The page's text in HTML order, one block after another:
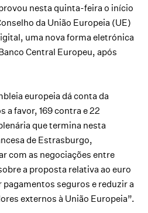
nesta quinta-feira o início
da União Europeia (UE)
uma nova forma eletrónica
Central Europeu, após
europeia dá conta da
a favor, 169 contra e 22
que termina nesta
de Estrasburgo,
com as negociações entre
a proposta relativa ao euro
seguros e reduzir a
externos à União Europeia”.